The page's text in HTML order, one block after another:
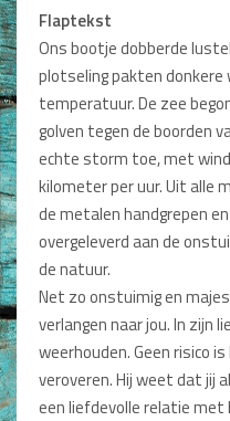
Vervolgde kerk
Evangelisatie en
Kerk en Israël
Gemeenteleven en
Pastoraat
Romans en Verhalen
Fictie
Non-Fictie
Alle producten
Films en Luisterboeken
Flaptekst
Ons bootje dobberde
plotseling pakten donkere
temperatuur. De zee
golven tegen de boorden
echte storm toe, met
kilometer per uur. Uit alle
de metalen handgrepen
overgeleverd aan de
de natuur.
Net zo onstuimig en
verlangen naar jou. In zijn
weerhouden. Geen risico
veroveren. Hij weet dat jij
een liefdevolle relatie met